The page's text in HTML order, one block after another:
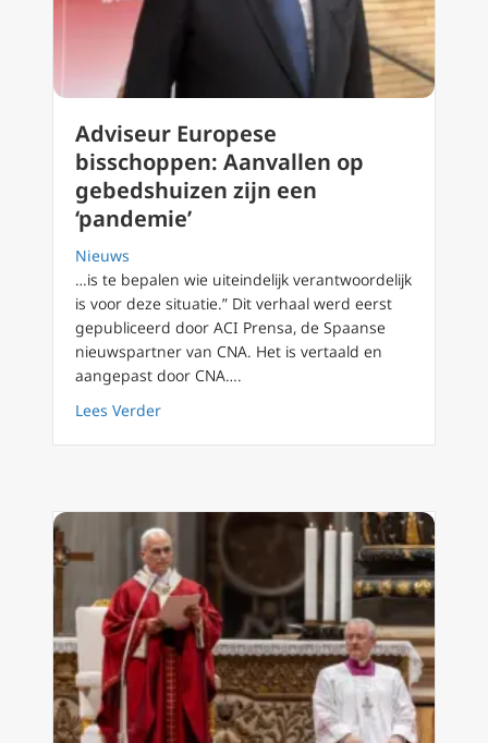
Adviseur Europese
bisschoppen: Aanvallen op
gebedshuizen zijn een
‘pandemie’
Nieuws
…is te bepalen wie uiteindelijk verantwoordelijk
is voor deze situatie.” Dit verhaal werd eerst
gepubliceerd door ACI Prensa, de Spaanse
nieuwspartner van CNA. Het is vertaald en
aangepast door CNA….
Lees Verderabout Adviseur Europese bisschoppen: